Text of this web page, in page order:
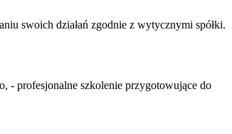
swoich działań zgodnie z wytycznymi spółki.
- profesjonalne szkolenie przygotowujące do